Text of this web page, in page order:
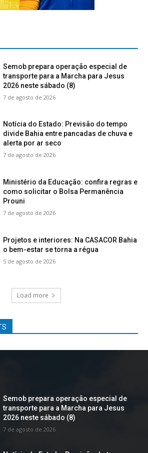
Semob prepara operação especial de
transporte para a Marcha para Jesus
2026 neste sábado (8)
7 de agosto de 2026
Notícia do Estado: Previsão do tempo
divide Bahia entre pancadas de chuva e
alerta por ar seco
7 de agosto de 2026
Ministério da Educação: confira regras e
como solicitar o Bolsa Permanência
Prouni
7 de agosto de 2026
Projetos e interiores: Na CASACOR Bahia
o bem-estar se torna a régua
5 de agosto de 2026
Load more
Semob prepara operação especial de
transporte para a Marcha para Jesus
2026 neste sábado (8)
7 de agosto de 2026